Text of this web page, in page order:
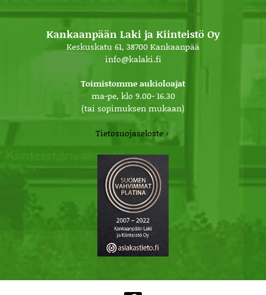
Kankaanpään Laki ja Kiinteistö Oy
Keskuskatu 61, 38700 Kankaanpää
info@kalaki.fi
Toimistomme aukioloajat
ma-pe, klo 9.00- 16.30
(tai sopimuksen mukaan)
Tietosuojaseloste ›